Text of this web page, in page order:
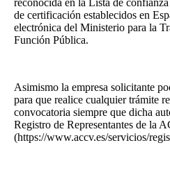
de certificación establecidos en
electrónica del Ministerio para la
Función Pública.
Asimismo la empresa solicitante
para que realice cualquier trámite
convocatoria siempre que dicha
Registro de Representantes de la
(https://www.accv.es/servicios/